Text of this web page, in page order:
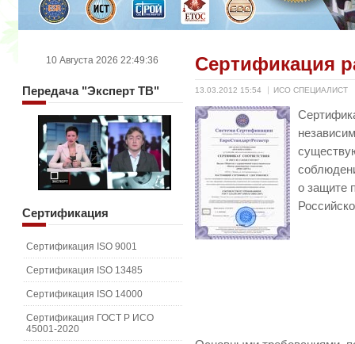
Сертификация
13.03.2012 15:54 ИСО СПЕЦИАЛИСТ
о защите
10 Августа 2026 22:49:36
Передача"Эксперт ТВ"
Сертификация
Сертификация ISO 9001
Сертификация ISO 13485
Сертификация ISO 14000
Сертификация ГОСТ Р ИСО
45001-2020